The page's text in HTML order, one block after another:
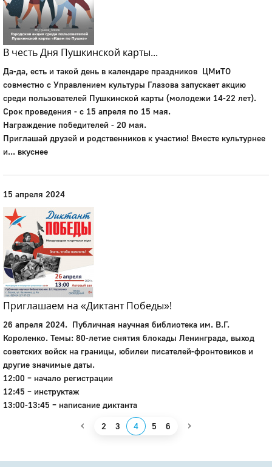
В честь Дня Пушкинской карты...
Да-да, есть и такой день в календаре праздников ЦМиТО
совместно с Управлением культуры Глазова запускает акцию
среди пользователей Пушкинской карты (молодежи 14-22 лет).
Срок проведения - с 15 апреля по 15 мая.
Награждение победителей - 20 мая.
Приглашай друзей и родственников к участию! Вместе культурнее
и... вкуснее
15 апреля 2024
Приглашаем на «Диктант Победы»!
26 апреля 2024. Публичная научная библиотека им. В.Г.
Короленко. Темы: 80-летие снятия блокады Ленинграда, выход
советских войск на границы, юбилеи писателей-фронтовиков и
другие значимые даты.
12:00 – начало регистрации
12:45 – инструктаж
13:00-13:45 – написание диктанта
‹ 2 3 4 5 6 ›